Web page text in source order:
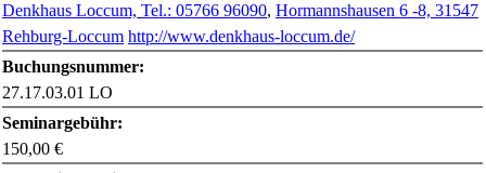
Denkhaus Loccum, Tel.: 05766 96090, Hormannshausen 6 -8, 31547
Rehburg-Loccum http://www.denkhaus-loccum.de/
Buchungsnummer:
27.17.03.01 LO
Seminargebühr:
150,00 €